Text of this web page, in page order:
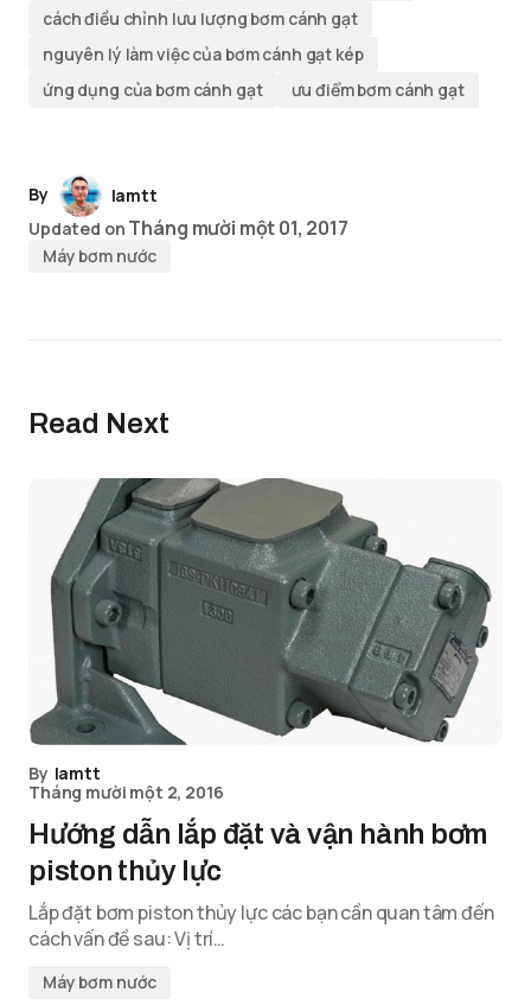
cách điều chỉnh lưu lượng bơm cánh gạt
nguyên lý làm việc của bơm cánh gạt kép
ứng dụng của bơm cánh gạt
ưu điểm bơm cánh gạt
By
lamtt
Updated on Tháng mười một 01, 2017
Máy bơm nước
Read Next
By lamtt
Tháng mười một 2, 2016
Hướng dẫn lắp đặt và vận hành bơm
piston thủy lực
Lắp đặt bơm piston thủy lực các bạn cần quan tâm đến
cách vấn đề sau: Vị trí…
Máy bơm nước